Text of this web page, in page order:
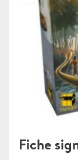
Fiche